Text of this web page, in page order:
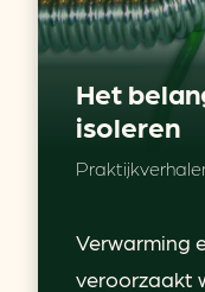
Het
isoleren
Verwarming
veroorzaakt